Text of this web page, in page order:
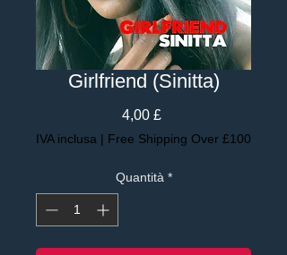
Girlfriend (Sinitta)
4,00 £Prezzo
IVA inclusa | Free Shipping Over £100
Quantità *